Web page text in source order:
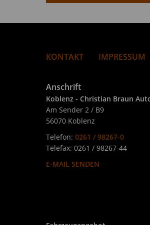
KONTAKT IMPRESSUM
Anschrift
Koblenz - Christian Braun
Am Sender 2 / B9
56070 Koblenz
Telefon: 0261 / 98267-0
Telefax: 0261 / 98267-44
E-MAIL SENDEN